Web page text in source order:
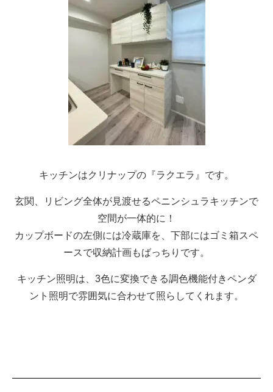
キッチンはクリナップの『ラクエラ』です。
玄関、リビング全体が見渡せるペニンシュラキッチンで
空間が一体的に！
カップボードの左側には冷蔵庫を、下部にはゴミ箱スペ
ースで収納計画もばっちりです。
キッチン照明は、3色に変換できる調色機能付きペンダ
ント照明で雰囲気に合わせて照らしてくれます。